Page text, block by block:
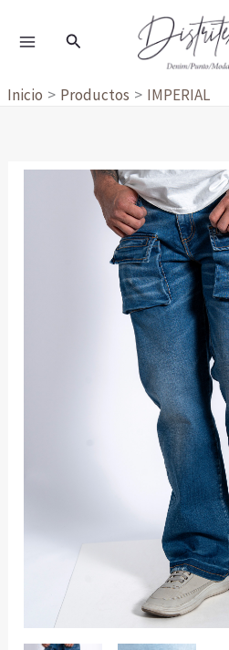
Buscar
Inicio Productos IMPERIAL